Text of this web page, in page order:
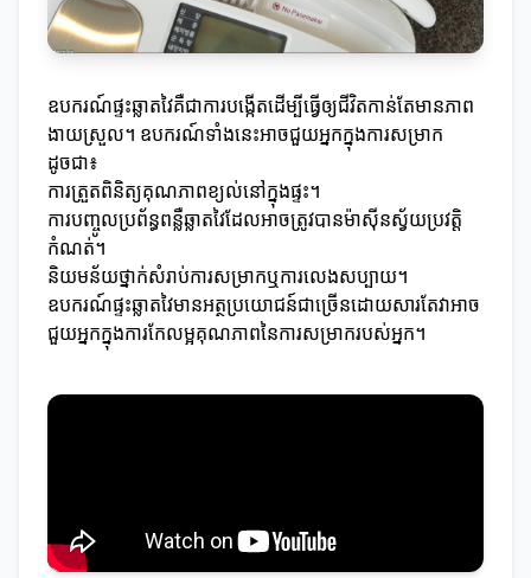
ឧបករណ៍ផ្ទះឆ្លាតវៃគឺជាការបង្កើតដើម្បីធ្វើឲ្យជីវិតកាន់តែមានភាព
ងាយស្រួល។ ឧបករណ៍ទាំងនេះអាចជួយអ្នកក្នុងការសម្រាក
ដូចជា៖
ការត្រួតពិនិត្យគុណភាពខ្យល់នៅក្នុងផ្ទះ។
ការបញ្ចូលប្រព័ន្ធពន្លឺឆ្លាតវៃដែលអាចត្រូវបានម៉ាស៊ីនស្វ័យប្រវត្តិ
កំណត់។
និយមន័យថ្នាក់សំរាប់ការសម្រាកឬការលេងសប្បាយ។
ឧបករណ៍ផ្ទះឆ្លាតវៃមានអត្ថប្រយោជន៍ជាច្រើនដោយសារតែវាអាច
ជួយអ្នកក្នុងការកែលម្អគុណភាពនៃការសម្រាករបស់អ្នក។